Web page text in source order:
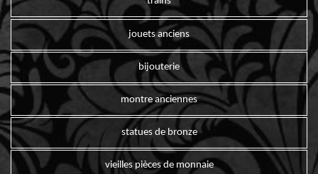
jouets anciens
bijouterie
montre anciennes
statues de bronze
vieilles pièces de monnaie